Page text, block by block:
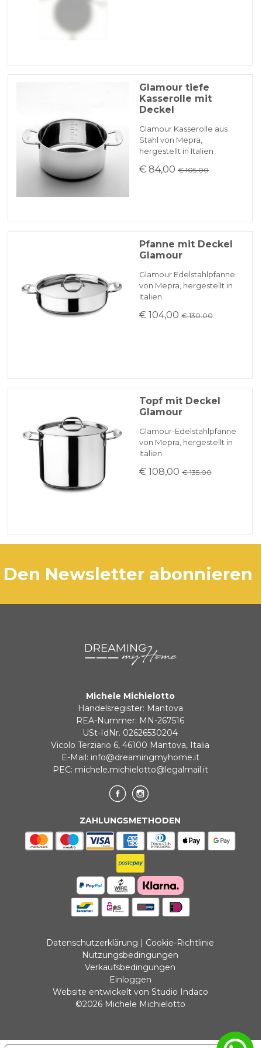
BANKUMLEITUNGEN
Praktische Reinigung: Bei eingebrannten
Rückständen etwas Wasser an die
aufzulösen. Vermeiden Sie die Verwendung
oder ein weicher Schwamm ist ausreichend.
Glamour tiefe
Kasserolle mit
Deckel
Glamour Kasserolle aus
Stahl von Mepra,
hergestellt in Italien
€ 84,00 € 105.00
Pfanne mit Deckel
Glamour
Glamour Edelstahlpfanne
von Mepra, hergestellt in
Italien
€ 104,00 € 130.00
Topf mit Deckel
Glamour
Glamour-Edelstahlpfanne
von Mepra, hergestellt in
Italien
€ 108,00 € 135.00
den Newsletter abonnieren
Michele Michielotto
Handelsregister: Mantova
REA-Nummer: MN-267516
USt-IdNr. 02626530204
Vicolo Terziario 6, 46100 Mantova, Italia
E-Mail: info@dreamingmyhome.it
PEC: michele.michielotto@legalmail.it
ZAHLUNGSMETHODEN
Datenschutzerklärung | Cookie-Richtlinie
Nutzungsbedingungen
Verkaufsbedingungen
Einloggen
Website entwickelt von Studio Indaco
©2026 Michele Michielotto